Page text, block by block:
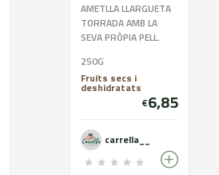
AMETLLA LLARGUETA
TORRADA AMB LA
SEVA PRÒPIA PELL.
BOSSES
BIODEGRADABLES I
100X100 SENSE
CONSERVANTS....
250G
Fruits secs i
deshidratats
€6,85
carrella__